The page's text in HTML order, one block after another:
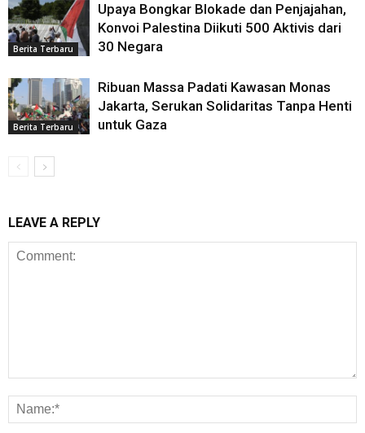
Berita Terbaru
Upaya Bongkar Blokade dan Penjajahan,
Konvoi Palestina Diikuti 500 Aktivis dari
30 Negara
Berita Terbaru
Ribuan Massa Padati Kawasan Monas
Jakarta, Serukan Solidaritas Tanpa Henti
untuk Gaza
LEAVE A REPLY